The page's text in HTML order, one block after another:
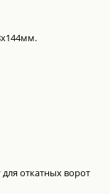
откатных ворот